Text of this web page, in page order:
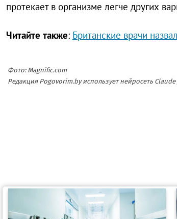
протекает в организме легче других
Читайте также: Британские врачи
Фото: Magnific.com
Редакция Pogovorim.by использует нейросеть